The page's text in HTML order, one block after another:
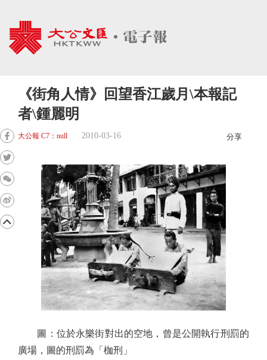
《街角人情》回望香江歲月\本報記
者\鍾麗明
大公報 C7：null 2010-03-16 分享
圖：位於永樂街對出的空地，曾是公開執行刑罰的
廣場，圖的刑罰為「枷刑」